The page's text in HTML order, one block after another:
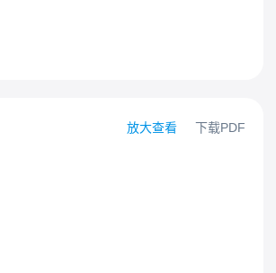
放大查看 下载PDF